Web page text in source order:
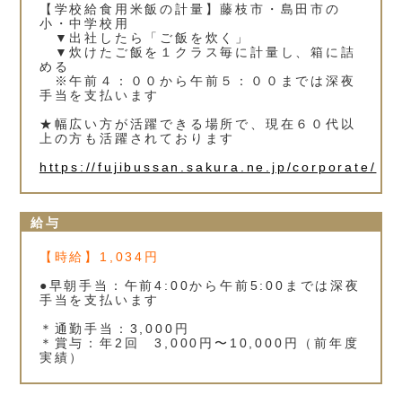
【学校給食用米飯の計量】藤枝市・島田市の
小・中学校用
▼出社したら「ご飯を炊く」
▼炊けたご飯を１クラス毎に計量し、箱に詰
める
※午前４：００から午前５：００までは深夜
手当を支払います
★幅広い方が活躍できる場所で、現在６０代以
上の方も活躍されております
https://fujibussan.sakura.ne.jp/corporate/
給与
【時給】1,034円
●早朝手当：午前4:00から午前5:00までは深夜
手当を支払います
＊通勤手当：3,000円
＊賞与：年2回 3,000円〜10,000円（前年度
実績）